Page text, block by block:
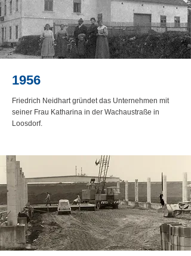
1956
Friedrich Neidhart gründet das Unternehmen mit
seiner Frau Katharina in der Wachaustraße in
Loosdorf.